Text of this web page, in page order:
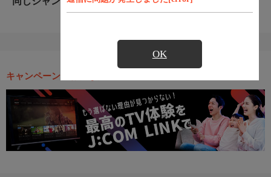
OK
キャンペーン・お得な情報